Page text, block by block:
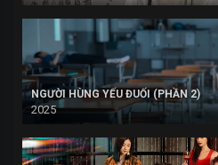
NGƯỜI HÙNG YẾU ĐUỐI (PHẦN 2)
2025